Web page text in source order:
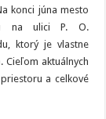
konci júna mesto
na ulici P. O.
ktorý je vlastne
Cieľom aktuálnych
a celkové